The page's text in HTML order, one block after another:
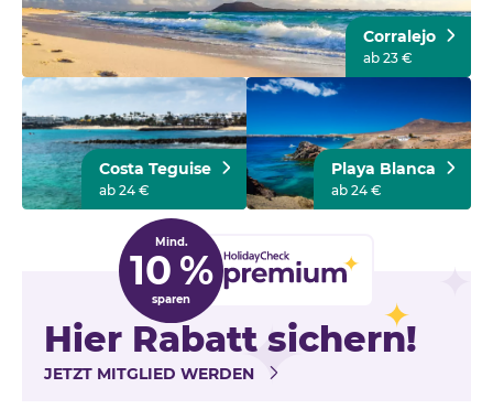
Corralejo
ab 23 €
Costa Teguise
ab 24 €
Playa Blanca
ab 24 €
Mind.
10 %
sparen
Hier Rabatt sichern!
JETZT MITGLIED WERDEN